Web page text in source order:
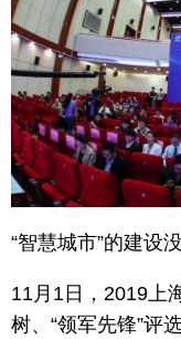
“智慧城市”的建设
11月1日，2019上
树、“领军先锋”评